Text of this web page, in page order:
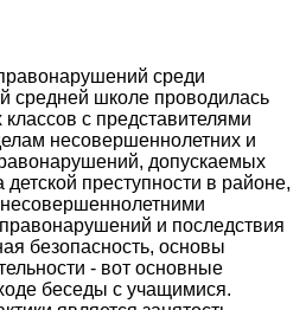
среди
средней школе проводилась
с представителями
несовершеннолетних и
допускаемых
детской преступности в районе,
и последствия
безопасность, основы
- вот основные
беседы с учащимися.